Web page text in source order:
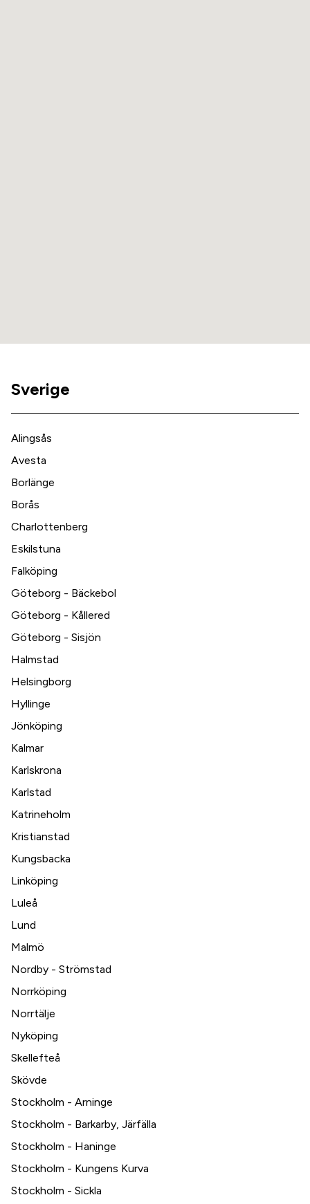
Sverige
Alingsås
Avesta
Borlänge
Borås
Charlottenberg
Eskilstuna
Falköping
Göteborg - Bäckebol
Göteborg - Kållered
Göteborg - Sisjön
Halmstad
Helsingborg
Hyllinge
Jönköping
Kalmar
Karlskrona
Karlstad
Katrineholm
Kristianstad
Kungsbacka
Linköping
Luleå
Lund
Malmö
Nordby - Strömstad
Norrköping
Norrtälje
Nyköping
Skellefteå
Skövde
Stockholm - Arninge
Stockholm - Barkarby, Järfälla
Stockholm - Haninge
Stockholm - Kungens Kurva
Stockholm - Sickla